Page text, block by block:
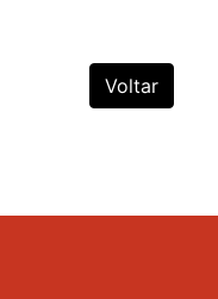
Voltar